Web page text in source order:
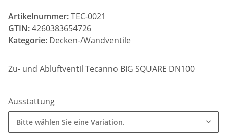
Artikelnummer:TEC-0021
GTIN:4260383654726
Kategorie: Decken-/Wandventile
Zu- und Abluftventil Tecanno BIG SQUARE DN100
Ausstattung
Bitte wählen Sie eine Variation.